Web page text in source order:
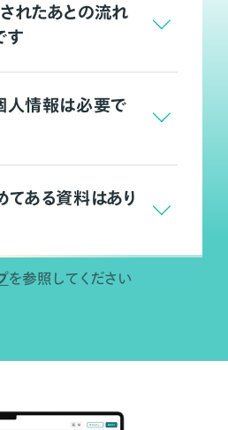
れたあとの流れ
す
人情報は必要で
てある資料はあり
を参照してください